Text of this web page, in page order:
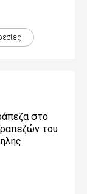
στο
του